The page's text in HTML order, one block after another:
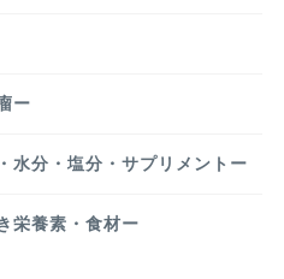
ー
水分・塩分・サプリメントー
栄養素・食材ー